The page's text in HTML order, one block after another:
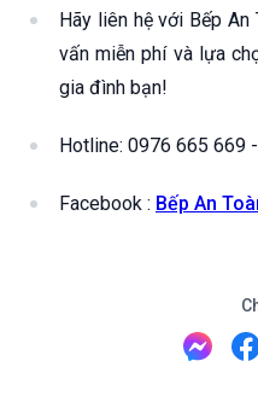
Hãy liên hệ với Bếp
vấn miễn phí và lựa
gia đình bạn!
Hotline: 0976 665 669
Facebook : Bếp An